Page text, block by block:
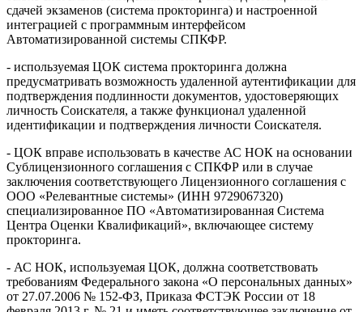
сдачей экзаменов (система прокторинга) и настроенной
интеграцией с программным интерфейсом
Автоматизированной системы СПКФР.
- используемая ЦОК система прокторинга должна
предусматривать возможность удаленной аутентификации для
подтверждения подлинности документов, удостоверяющих
личность Соискателя, а также функционал удаленной
идентификации и подтверждения личности Соискателя.
- ЦОК вправе использовать в качестве АС НОК на основании
Сублицензионного соглашения с СПКФР или в случае
заключения соответствующего Лицензионного соглашения с
ООО «Релевантные системы» (ИНН 9729067320)
специализированное ПО «Автоматизированная Система
Центра Оценки Квалификаций», включающее систему
прокторинга.
- АС НОК, используемая ЦОК, должна соответствовать
требованиям Федерального закона «О персональных данных»
от 27.07.2006 № 152-ФЗ, Приказа ФСТЭК России от 18